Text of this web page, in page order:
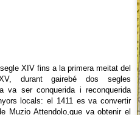
XIV fins a la primera meitat del
durant gairebé dos segles
va ser conquerida i reconquerida
locals: el 1411 es va convertir
Muzio Attendolo,que va obtenir el